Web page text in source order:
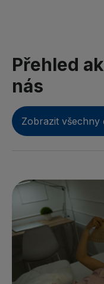
Přehled
nás
Zobrazit všechny